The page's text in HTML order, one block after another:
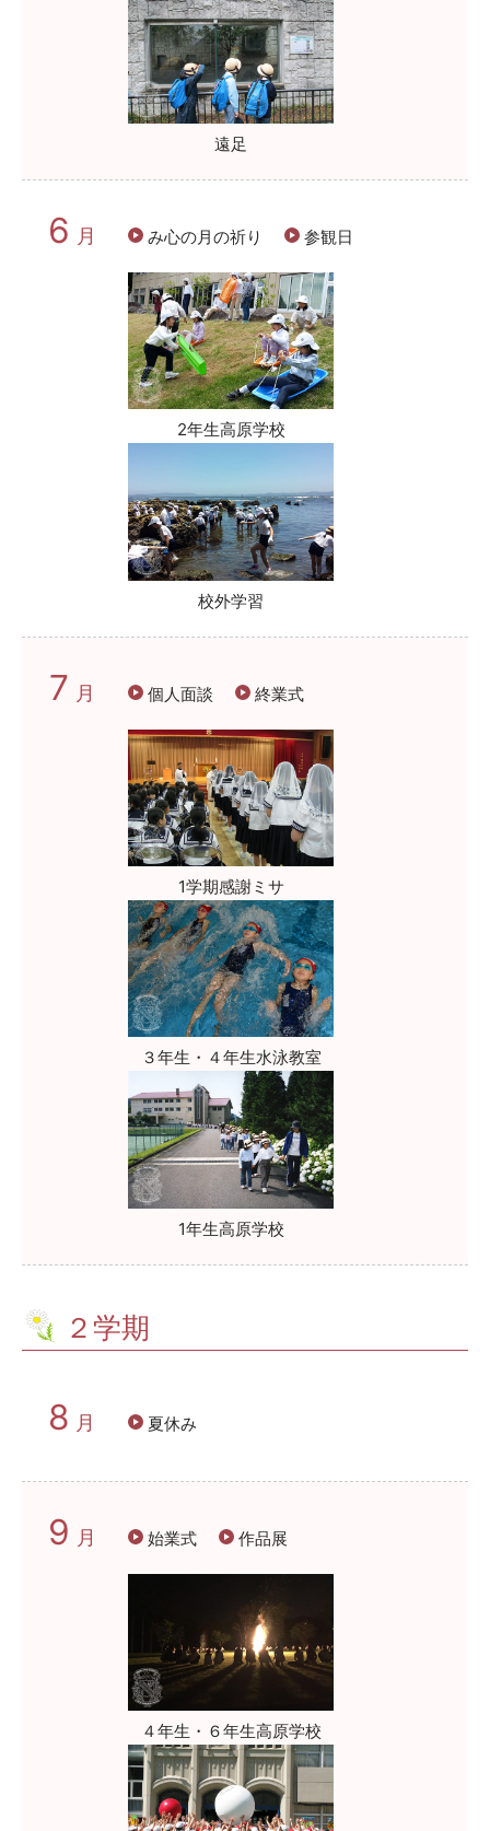
遠足
6 月 み心の月の祈り 参観日
2年生高原学校
校外学習
7 月 個人面談 終業式
1学期感謝ミサ
３年生・４年生水泳教室
1年生高原学校
２学期
8 月 夏休み
9 月 始業式 作品展
４年生・６年生高原学校